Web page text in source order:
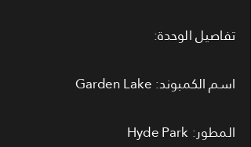
تفاصيل الوحدة:
اسم الكمبوند: Garden Lake
المطور: Hyde Park